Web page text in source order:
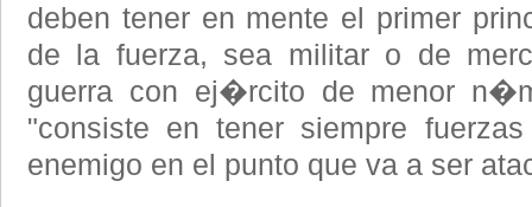
deben tener en mente el primer
de la fuerza, sea militar o de
guerra con ej�rcito de menor
"consiste en tener siempre
enemigo en el punto que va a ser